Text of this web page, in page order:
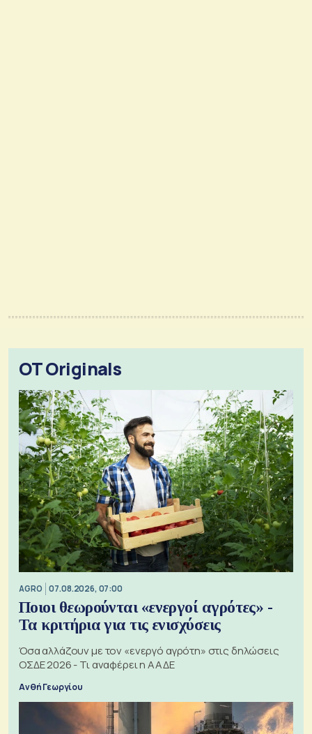
OT Originals
AGRO 07.08.2026, 07:00
Ποιοι θεωρούνται «ενεργοί αγρότες» -
Τα κριτήρια για τις ενισχύσεις
Όσα αλλάζουν με τον «ενεργό αγρότη» στις δηλώσεις
ΟΣΔΕ 2026 - Τι αναφέρει η ΑΑΔΕ
Ανθή Γεωργίου